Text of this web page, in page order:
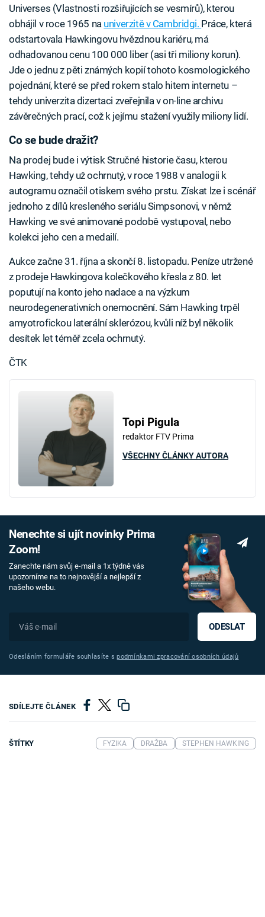
Universes (Vlastnosti rozšiřujících se vesmírů), kterou
obhájil v roce 1965 na univerzitě v Cambridgi. Práce, která
odstartovala Hawkingovu hvězdnou kariéru, má
odhadovanou cenu 100 000 liber (asi tři miliony korun).
Jde o jednu z pěti známých kopií tohoto kosmologického
pojednání, které se před rokem stalo hitem internetu –
tehdy univerzita dizertaci zveřejnila v on-line archivu
závěrečných prací, což k jejímu stažení využily miliony lidí.
Co se bude dražit?
Na prodej bude i výtisk Stručné historie času, kterou
Hawking, tehdy už ochrnutý, v roce 1988 v analogii k
autogramu označil otiskem svého prstu. Získat lze i scénář
jednoho z dílů kresleného seriálu Simpsonovi, v němž
Hawking ve své animované podobě vystupoval, nebo
kolekci jeho cen a medailí.
Aukce začne 31. října a skončí 8. listopadu. Peníze utržené
z prodeje Hawkingova kolečkového křesla z 80. let
poputují na konto jeho nadace a na výzkum
neurodegenerativních onemocnění. Sám Hawking trpěl
amyotrofickou laterální sklerózou, kvůli níž byl několik
desítek let téměř zcela ochrnutý.
ČTK
Topi Pigula
redaktor FTV Prima
VŠECHNY ČLÁNKY AUTORA
Nenechte si ujít novinky Prima
Zoom!
Zanechte nám svůj e-mail a 1x týdně vás
upozorníme na to nejnovější a nejlepší z
našeho webu.
ODESLAT
Odesláním formuláře souhlasíte spodmínkami zpracování osobních údajů
SDÍLEJTE ČLÁNEK
ŠTÍTKY FYZIKA DRAŽBA STEPHEN HAWKING